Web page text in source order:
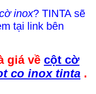
inox? TINTA sẽ
tại link bên
giá về cột cờ
co inox tinta .